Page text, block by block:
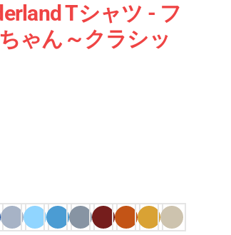
Tシャツ - フ
ゃん～クラシッ